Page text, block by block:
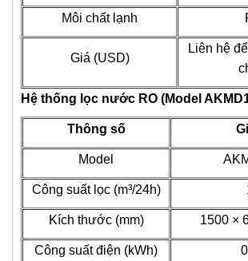
Môi chất lạnh
Giá (USD)
Liên hệ
Hệ thống lọc nước RO (Model
Thông số
Model
Công suất lọc (m³/24h)
Kích thước (mm) 1500 ×
Công suất điện (kWh)